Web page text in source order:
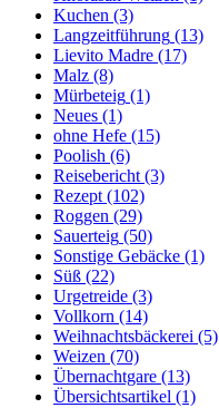
Kuchen (3)
Langzeitführung (13)
Lievito Madre (17)
Malz (8)
Mürbeteig (1)
Neues (1)
ohne Hefe (15)
Poolish (6)
Reisebericht (3)
Rezept (102)
Roggen (29)
Sauerteig (50)
Sonstige Gebäcke (1)
Süß (22)
Urgetreide (3)
Vollkorn (14)
Weihnachtsbäckerei (5)
Weizen (70)
Übernachtgare (13)
Übersichtsartikel (1)